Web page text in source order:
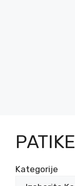
PATIKE
Kategorije